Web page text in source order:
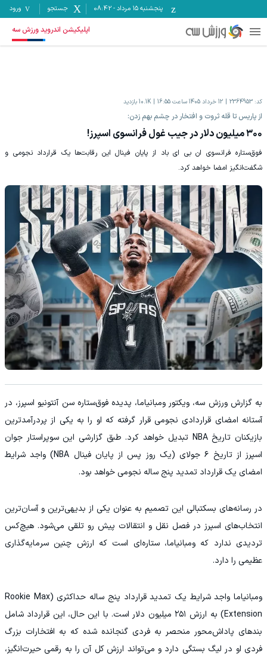
پنجشنبه ۱۵ مرداد -
08:42 جستجو ورود
اپلیکیشن اندروید ورزش سه
کد: 2364953 12 خرداد 1405 ساعت 16:55 10.1K بازدید
از پاریس تا قله ثروت و افتخار در چشم بهم زدن:
۳۰۰ میلیون دلار در جیب غول فرانسوی اسپرز!
فوق‌ستاره فرانسوی ان بی ای باد از پایان فینال این رقابت‌ها یک قرارداد نجومی و
شگفت‌انگیز امضا خواهد کرد.
به گزارش ورزش سه، ویکتور ومبانیاما، پدیده فوق‌ستاره سن آنتونیو اسپرز، در
آستانه امضای قراردادی نجومی قرار گرفته که او را به یکی از پردرآمدترین
بازیکنان تاریخ NBA تبدیل خواهد کرد. طبق گزارشی این سوپراستار جوان
اسپرز از تاریخ ۶ جولای (یک روز پس از پایان فینال NBA) واجد شرایط
امضای یک قرارداد تمدید پنج ساله نجومی خواهد بود.
در رسانه‌های بسکتبالی این تصمیم به عنوان یکی از بدیهی‌ترین و آسان‌ترین
انتخاب‌های اسپرز در فصل نقل و انتقالات پیش رو تلقی می‌شود. هیچ‌کس
تردیدی ندارد که ومبانیاما، ستاره‌ای است که ارزش چنین سرمایه‌گذاری
عظیمی را دارد.
‏ومبانیاما واجد شرایط یک تمدید قرارداد پنج ساله حداکثری (Rookie Max
Extension) به ارزش ۲۵۱ میلیون دلار است. با این حال، این قرارداد شامل
بندهای پاداش‌محور منحصر به فردی گنجانده شده که به افتخارات بزرگ
فردی او در لیگ بستگی دارد و می‌تواند ارزش کل آن را به رقمی حیرت‌انگیز،